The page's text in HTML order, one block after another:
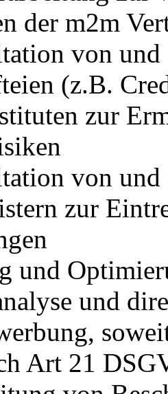
der m2m
von und
(z.B.
zur
von und
zur
und
und
Art 21